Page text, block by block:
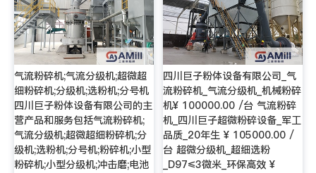
气流粉碎机;气流分级机;超微超
细粉碎机;分级机;选粉机;分号机
四川巨子粉体设备有限公司的主
营产品和服务包括气流粉碎机;
气流分级机;超微超细粉碎机;分
级机;选粉机;分号机;粉碎机;小型
粉碎机;小型分级机;冲击磨;电池
四川巨子粉体设备有限公司_气
流粉碎机_气流分级机_机械粉碎
机¥ 100000.00 /台 气流粉碎
机_四川巨子超微粉碎设备_军工
品质_20年生 ¥ 105000.00 /
台 超微分级机_超细选粉
_D97≤3微米_环保高效 ¥